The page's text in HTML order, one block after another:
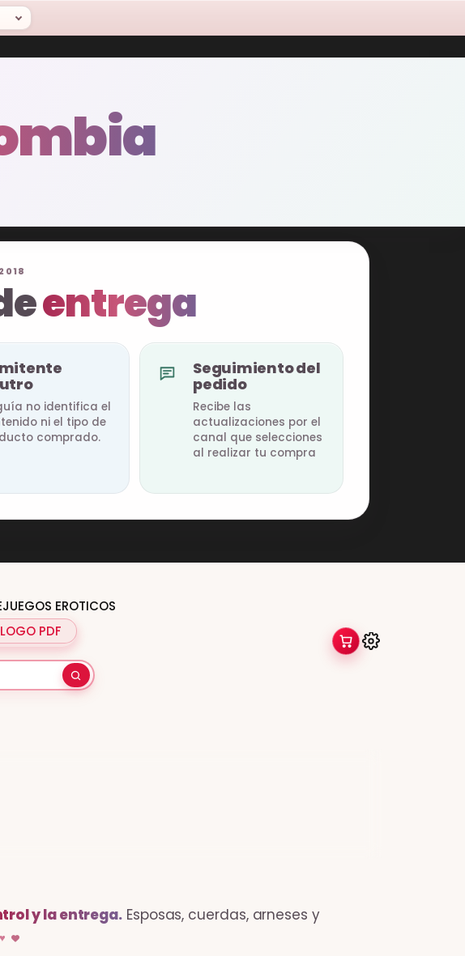
entrega
no identifica el
ni el tipo de
comprado.
Seguimiento del
pedido
Recibe las
actualizaciones por el
canal que selecciones
al realizar tu compra
JUEGOS EROTICOS
PDF
y la entrega. Esposas, cuerdas, arneses y
♥